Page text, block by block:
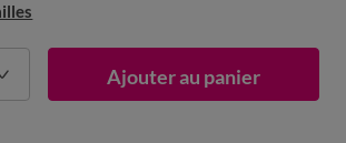
Ajouter au panier